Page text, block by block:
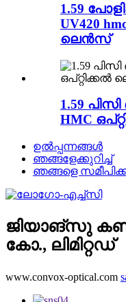
1.59
UV420
ലെൻസ്
1.59
HMC
ഉൽപ്പന്നങ്ങൾ
ഞങ്ങളേക്കുറിച്ച്
ഞങ്ങളെ
ജിയാങ്‌സു
കോ., ലിമിറ്റഡ്
www.convox-optical.com